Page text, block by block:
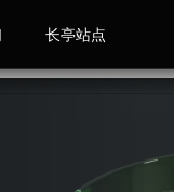
长亭站点